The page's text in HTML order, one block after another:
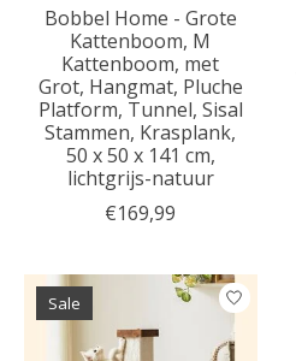
Bobbel Home - Grote
Kattenboom, M
Kattenboom, met
Grot, Hangmat, Pluche
Platform, Tunnel, Sisal
Stammen, Krasplank,
50 x 50 x 141 cm,
lichtgrijs-natuur
€169,99
Sale